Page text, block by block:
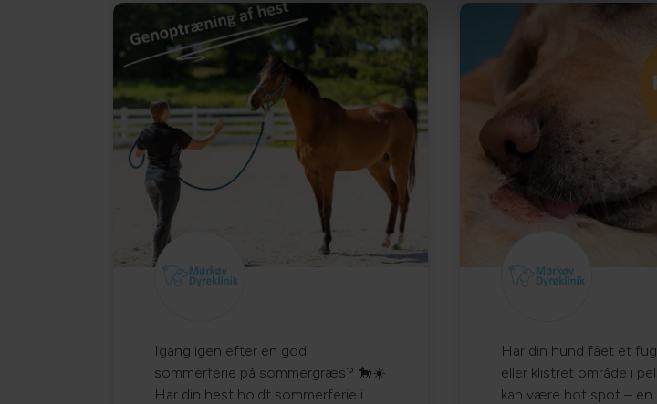
Igang igen efter en god
sommerferie på sommergræs? 🐎☀️
Har din hest holdt sommerferie i
Har din hund fået et
eller klistret område i
kan være hot spot – en